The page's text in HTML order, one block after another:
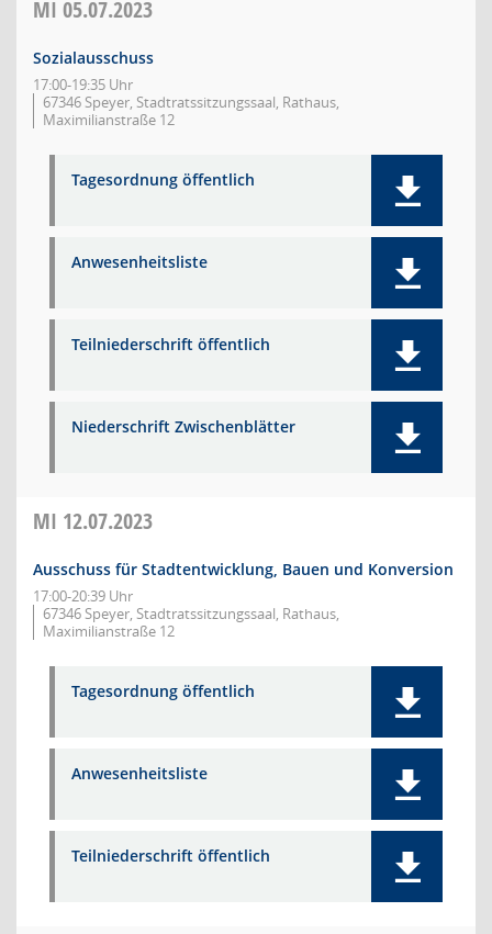
MI 05.07.2023
Sozialausschuss
17:00-19:35 Uhr
67346 Speyer, Stadtratssitzungssaal, Rathaus,
Maximilianstraße 12
Tagesordnung öffentlich
Anwesenheitsliste
Teilniederschrift öffentlich
Niederschrift Zwischenblätter
MI 12.07.2023
Ausschuss für Stadtentwicklung, Bauen und Konversion
17:00-20:39 Uhr
67346 Speyer, Stadtratssitzungssaal, Rathaus,
Maximilianstraße 12
Tagesordnung öffentlich
Anwesenheitsliste
Teilniederschrift öffentlich